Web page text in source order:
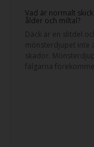
Vad är normalt
ålder och miltal?
Däck är en slitdel
mönsterdjupet inte
skador.
fälgarna